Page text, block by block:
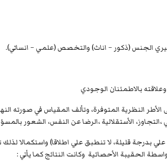
النظرية المتوفرة، وتألف المقياس في صورته